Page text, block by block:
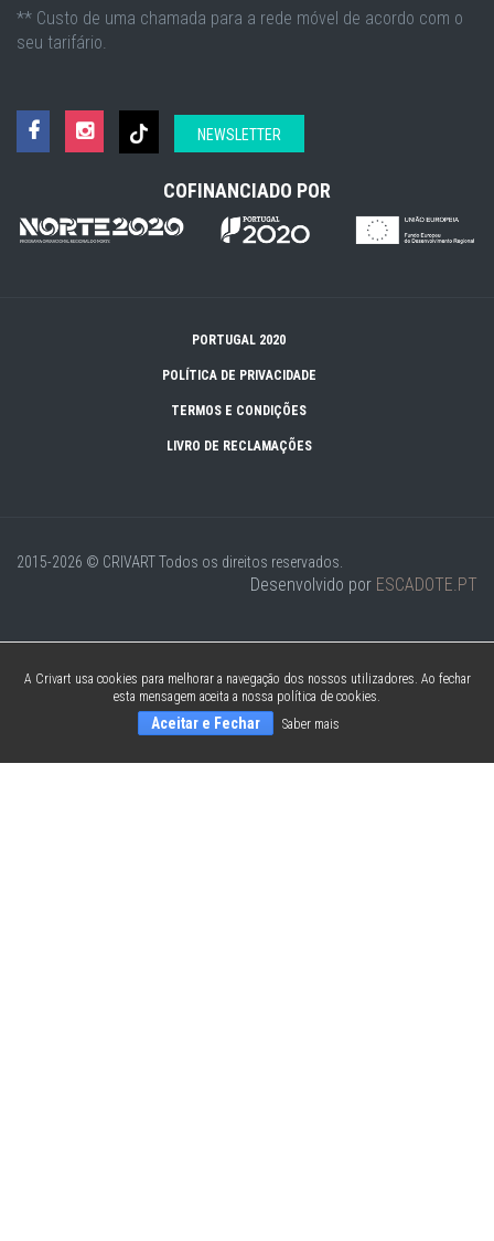
** Custo de uma chamada para a rede móvel de acordo com o
seu tarifário.
NEWSLETTER
COFINANCIADO POR
PORTUGAL 2020
POLÍTICA DE PRIVACIDADE
TERMOS E CONDIÇÕES
LIVRO DE RECLAMAÇÕES
2015-2026 © CRIVARTTodos os direitos reservados.
Desenvolvido por ESCADOTE.PT
A Crivart usa cookies para melhorar a navegação dos nossos utilizadores. Ao fechar
esta mensagem aceita a nossa política de cookies.
Aceitar e Fechar Saber mais